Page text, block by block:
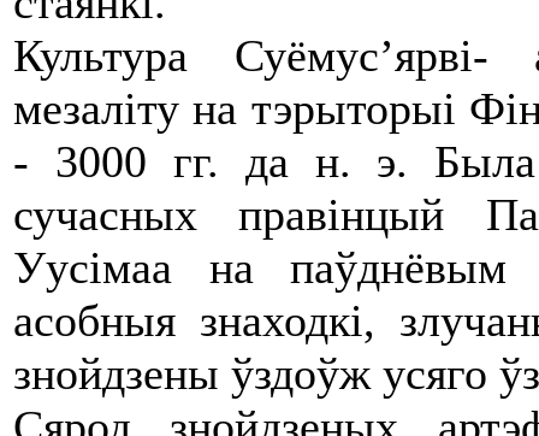
Культура Суёмус’ярві-
мезаліту на тэрыторыі
- 3000 гг. да н. э. Была
сучасных правінцый
Уусімаа на паўднёвым
асобныя знаходкі,
знойдзены ўздоўж усяго